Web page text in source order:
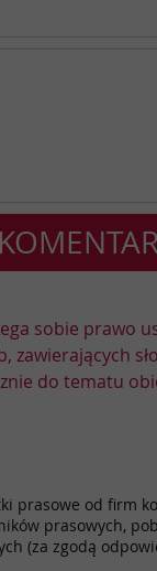
sobie prawo
zawierających
do tematu
prasowe od firm
prasowych,
(za zgodą